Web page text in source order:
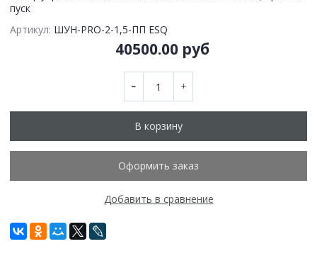
пуск
Артикул: ШУН-PRO-2-1,5-ПП ESQ
40500.00 руб
В корзину
Оформить заказ
Добавить в сравнение